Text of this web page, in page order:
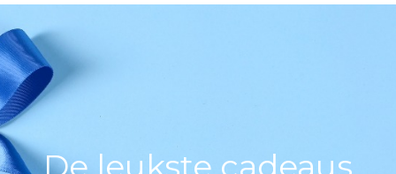
De leukste cadeaus